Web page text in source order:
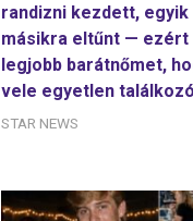
randizni kezdett, egyik
másikra eltűnt — ezért
legjobb barátnőmet,
vele egyetlen
STAR NEWS